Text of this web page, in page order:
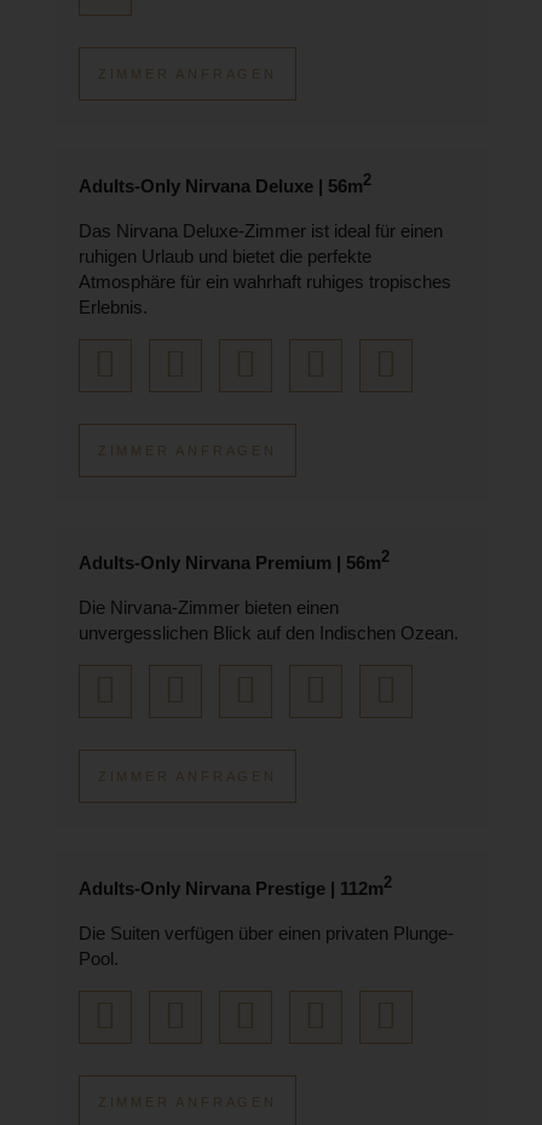
ZIMMER ANFRAGEN
Adults-Only Nirvana Deluxe | 56m2
Das Nirvana Deluxe-Zimmer ist ideal für einen
ruhigen Urlaub und bietet die perfekte
Atmosphäre für ein wahrhaft ruhiges tropisches
Erlebnis.
ZIMMER ANFRAGEN
Adults-Only Nirvana Premium | 56m2
Die Nirvana-Zimmer bieten einen
unvergesslichen Blick auf den Indischen Ozean.
ZIMMER ANFRAGEN
Adults-Only Nirvana Prestige | 112m2
Die Suiten verfügen über einen privaten Plunge-
Pool.
ZIMMER ANFRAGEN